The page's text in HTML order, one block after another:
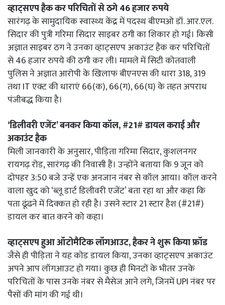
व्हाट्सएप हैक कर परिचितों से ठगे 46 हजार रुपये
सारंगढ़ के सामुदायिक स्वास्थ्य केंद्र में पदस्थ बीएमओ डॉ. आर.एल.
सिदार की पुत्री गरिमा सिदार साइबर ठगी का शिकार हो गई। किसी
अज्ञात साइबर ठग ने उनका व्हाट्सएप अकाउंट हैक कर परिचितों
से 46 हजार रुपये की ठगी कर ली। मामले में सिटी कोतवाली
पुलिस ने अज्ञात आरोपी के खिलाफ बीएनएस की धारा 318, 319
तथा IT एक्ट की धाराएं 66(क), 66(ग), 66(घ) के तहत अपराध
पंजीबद्ध किया है।
‘डिलीवरी एजेंट’ बनकर किया कॉल, #21# डायल कराई और
अकाउंट हैक
मिली जानकारी के अनुसार, पीड़िता गरिमा सिदार, कुशलनगर
रायगढ़ रोड, सारंगढ़ की निवासी हैं। उन्होंने बताया कि 9 जून को
दोपहर 3:50 बजे उन्हें एक अनजान नंबर से कॉल आया। कॉल करने
वाला खुद को ‘ब्लू डार्ट डिलीवरी एजेंट’ बता रहा था और कहा कि
पता ढूंढने में दिक्कत हो रही है। उसने स्टार 21 स्टार हैश (#21#)
डायल कर बात करने को कहा।
व्हाट्सएप हुआ ऑटोमैटिक लॉगआउट, हैकर ने शुरू किया फ्रॉड
जैसे ही पीड़िता ने यह कोड डायल किया, उनका व्हाट्सएप अकाउंट
अपने आप लॉगआउट हो गया। कुछ ही मिनटों के भीतर उनके
परिचितों के पास उनके नंबर से मैसेज आने लगे, जिनमें UPI नंबर पर
पैसों की मांग की गई थी।